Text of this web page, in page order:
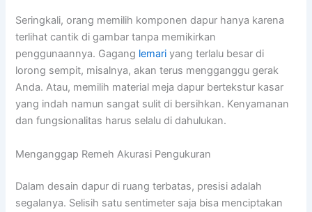
Seringkali, orang memilih komponen dapur hanya karena
terlihat cantik di gambar tanpa memikirkan
penggunaannya. Gagang lemariyang terlalu besar di
lorong sempit, misalnya, akan terus mengganggu gerak
Anda. Atau, memilih material meja dapur bertekstur kasar
yang indah namun sangat sulit di bersihkan. Kenyamanan
dan fungsionalitas harus selalu di dahulukan.
Menganggap Remeh Akurasi Pengukuran
Dalam desain dapur di ruang terbatas, presisi adalah
segalanya. Selisih satu sentimeter saja bisa menciptakan